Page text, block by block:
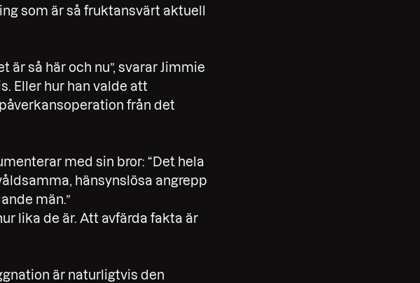
som är så fruktansvärt aktuell
så här och nu”, svarar Jimmie
Eller hur han valde att
från det
med sin bror: “Det hela
hänsynslösa angrepp
män.”
lika de är. Att avfärda fakta är
är naturligtvis den